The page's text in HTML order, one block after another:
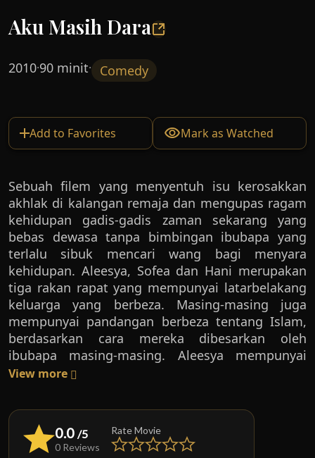
Aku Masih Dara
2010·90 minit· Comedy
Add to Favorites Mark as Watched
Sebuah filem yang menyentuh isu kerosakkan
akhlak di kalangan remaja dan mengupas ragam
kehidupan gadis-gadis zaman sekarang yang
bebas dewasa tanpa bimbingan ibubapa yang
terlalu sibuk mencari wang bagi menyara
kehidupan. Aleesya, Sofea dan Hani merupakan
tiga rakan rapat yang mempunyai latarbelakang
keluarga yang berbeza. Masing-masing juga
mempunyai pandangan berbeza tentang Islam,
berdasarkan cara mereka dibesarkan oleh
ibubapa masing-masing. Aleesya mempunyai
didikan agama yang asas – boleh mengaji dan
persekitaran yang serba moden dan sosial
menyebabkan dia leka pada tuntutan agama.
Sofea pula dibesarkan tanpa didikan agama dan
View more
0.0 /5
0 Reviews
Rate Movie